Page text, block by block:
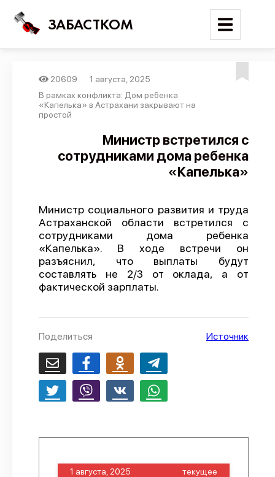
ЗАБАСТКОМ
Войти
Новости
Карта событий
Отчеты
Предложить публикацию
Справочник
API
О проекте
20609
1 августа, 2025
В рамках конфликта: Дом ребенка
«Капелька» в Астрахани закрывают на
простой
Министр встретился с
сотрудниками дома ребенка
«Капелька»
Министр социального развития и труда
Астраханской области встретился с
сотрудниками дома ребенка
«Капелька». В ходе встречи он
разъяснил, что выплаты будут
составлять не 2/3 от оклада, а от
фактической зарплаты.
Поделиться Источник
1 августа, 2025 текущее